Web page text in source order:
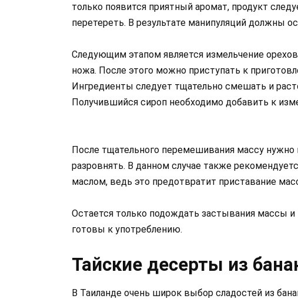
только появится приятный аромат, продукт
перетереть. В результате манипуляций должны
Следующим этапом является измельчение
ножа. После этого можно приступать к
Ингредиенты следует тщательно смешать и
Получившийся сироп необходимо добавить к
После тщательного перемешивания массу
разровнять. В данном случае также
маслом, ведь это предотвратит приставание
Остается только подождать застывания массы
готовы к употреблению.
Тайские десерты из
В Таиланде очень широк выбор сладостей из